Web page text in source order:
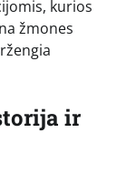
kurios
žmones
ir